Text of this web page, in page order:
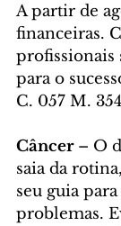
A partir de
financeiras.
profissionais
para o
C. 057 M.
Câncer – O
saia da
seu guia
problemas.